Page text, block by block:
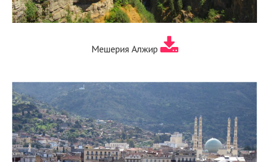
Мешерия Алжир